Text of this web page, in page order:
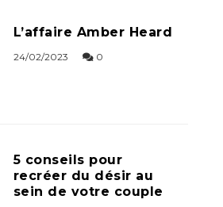
L’affaire Amber Heard
24/02/2023 0
5 conseils pour
recréer du désir au
sein de votre couple